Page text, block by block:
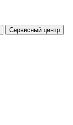
Сервисный центр